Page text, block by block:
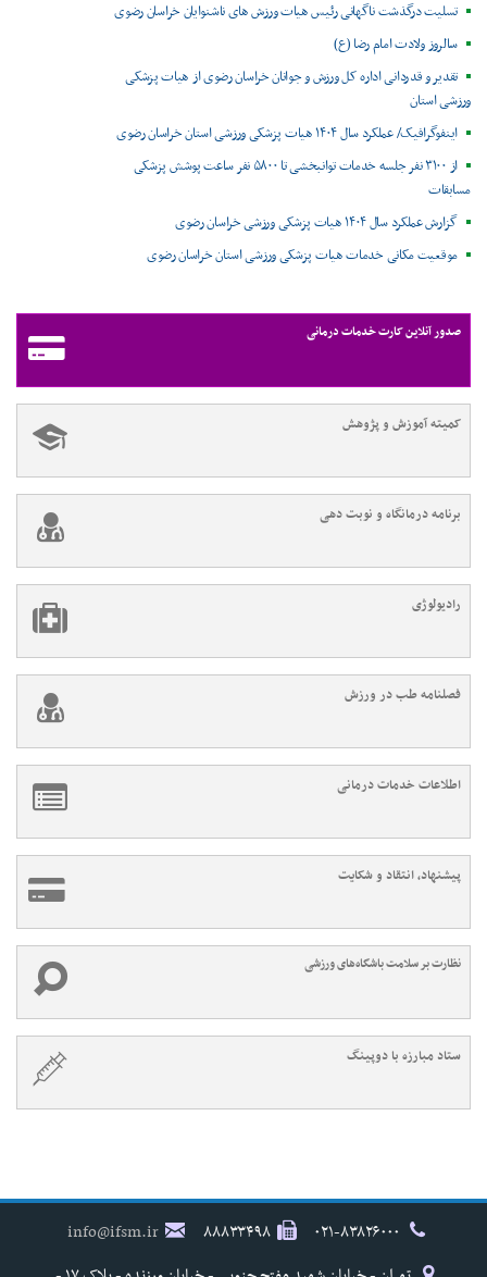
تسلیت درگذشت ناگهانی رئیس هیات ورزش های ناشنوایان خراسان رضوی
سالروز ولادت امام رضا (ع)
تقدیر و قدردانی اداره کل ورزش و جوانان خراسان رضوی از هیات پزشکی
ورزشی استان
اینفوگرافیک/ عملکرد سال ۱۴۰۴ هیات پزشکی ورزشی استان خراسان رضوی
از ۳۱۰۰ نفر جلسه خدمات توانبخشی تا ۵۸۰۰ نفر ساعت پوشش پزشکی
مسابقات
گزارش عملکرد سال ۱۴۰۴ هیات پزشکی ورزشی خراسان رضوی
موقعیت مکانی خدمات هیات پزشکی ورزشی استان خراسان رضوی ‌
صدور آنلاین کارت خدمات درمانی
کمیته آموزش و پژوهش
برنامه درمانگاه و نوبت دهی
رادیولوژی
فصلنامه طب در ورزش
اطلاعات خدمات درمانی
پیشنهاد، انتقاد و شکایت
نظارت بر سلامت باشگاه‌های ورزشی
ستاد مبارزه با دوپینگ
۸۸۸۳۳۴۹۸
info@ifsm.ir